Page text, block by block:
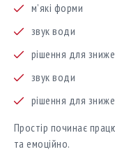
м’які форми
звук води
рішення для
звук води
рішення для
Простір починає
та емоційно.